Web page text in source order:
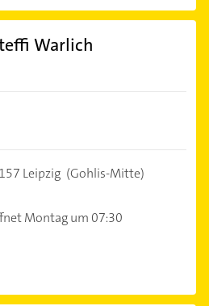
Warlich
Leipzig (Gohlis-Mitte)
Montag um 07:30